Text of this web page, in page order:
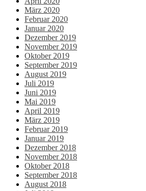
März 2020
Februar 2020
Januar 2020
Dezember 2019
November 2019
Oktober 2019
September 2019
August 2019
Juli 2019
Juni 2019
Mai 2019
April 2019
März 2019
Februar 2019
Januar 2019
Dezember 2018
November 2018
Oktober 2018
September 2018
August 2018